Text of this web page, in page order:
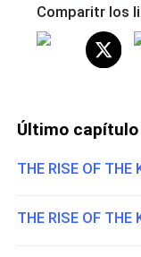
Comparitr los
Último capítulo
THE RISE OF
THE RISE OF